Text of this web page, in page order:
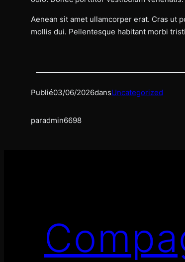
Aenean sit amet ullamcorper erat. Cras ut
mollis dui. Pellentesque habitant morbi
Publié03/06/2026dansUncategorized
paradmin6698